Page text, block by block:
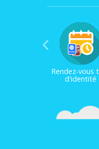
Rendez-vous
d'identité